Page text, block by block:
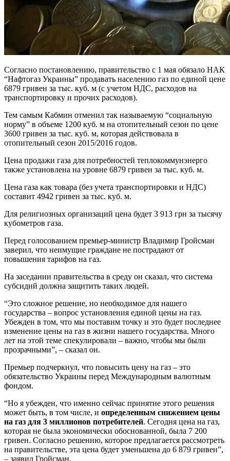
Согласно постановлению, правительство с 1 мая обязало НАК
“Нафтогаз Украины” продавать населению газ по единой цене
6879 гривен за тыс. куб. м (с учетом НДС, расходов на
транспортировку и прочих расходов).
Тем самым Кабмин отменил так называемую “социальную
норму” в объеме 1200 куб. м на отопительный сезон по цене
3600 гривен за тыс. куб. м, которая действовала в
отопительный сезон 2015/2016 годов.
Цена продажи газа для потребностей теплокоммунэнерго
также установлена на уровне 6879 гривен за тыс. куб. м.
Цена газа как товара (без учета транспортировки и НДС)
составит 4942 гривен за тыс. куб. м.
Для религиозных организаций цена будет 3 913 грн за тысячу
кубометров газа.
Перед голосованием премьер-министр Владимир Гройсман
заверил, что неимущие граждане не пострадают от
повышения тарифов на газ.
На заседании правительства в среду он сказал, что система
субсидий должна защитить таких людей.
“Это сложное решение, но необходимое для нашего
государства – вопрос установления единой цены на газ.
Убежден в том, что мы поставим точку и это будет последнее
изменение цены на газ в жизни нашего государства. Много
лет на этой теме спекулировали – важно, чтобы мы были
прозрачными”, – сказал он.
Премьер подчеркнул, что повысить цену на газ – это
обязательство Украины перед Международным валютным
фондом.
“Но я убежден, что именно сейчас принятие этого решения
может быть, в том числе, и определенным снижением цены
на газ для 3 миллионов потребителей. Сегодня цена на газ,
которая не была экономически обоснованной, была 7 200
гривен. Согласно решению, которое предлагается рассмотреть
на правительстве, эта цена будет уменьшена до 6 879 гривен”,
– заявил Гройсман.